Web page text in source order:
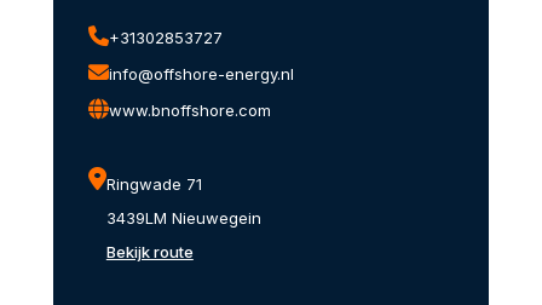
+31302853727
info@offshore-energy.nl
www.bnoffshore.com
Ringwade 71
3439LM Nieuwegein
Bekijk route